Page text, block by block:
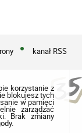
kanał RSS
korzystanie z
blokujesz tych
w pamięci
zarządzać
Brak zmiany